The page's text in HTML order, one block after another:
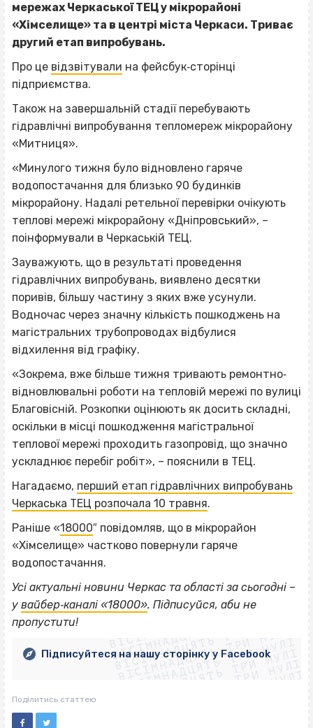
мережах Черкаської ТЕЦ у мікрорайоні
«Хімселище» та в центрі міста Черкаси. Триває
другий етап випробувань.
Про це відзвітували на фейсбук‐сторінці
підприємства.
Також на завершальній стадії перебувають
гідравлічні випробування тепломереж мікрорайону
«Митниця».
«Минулого тижня було відновлено гаряче
водопостачання для близько 90 будинків
мікрорайону. Надалі ретельної перевірки очікують
теплові мережі мікрорайону «Дніпровський», –
поінформували в Черкаській ТЕЦ.
Зауважують, що в результаті проведення
гідравлічних випробувань, виявлено десятки
поривів, більшу частину з яких вже усунули.
Водночас через значну кількість пошкоджень на
магістральних трубопроводах відбулися
відхилення від графіку.
«Зокрема, вже більше тижня тривають ремонтно‐
відновлювальні роботи на тепловій мережі по вулиці
Благовісній. Розкопки оцінюють як досить складні,
оскільки в місці пошкодження магістральної
теплової мережі проходить газопровід, що значно
ускладнює перебіг робіт», – пояснили в ТЕЦ.
Нагадаємо, перший етап гідравлічних випробувань
Черкаська ТЕЦ розпочала 10 травня.
Раніше «18000″ повідомляв, що в мікрорайон
«Хімселище» частково повернули гаряче
водопостачання.
Усі актуальні новини Черкас та області за сьогодні –
у вайбер‐каналі «18000». Підписуйся, аби не
пропустити!
ВІСІМНАДЦЯТЬ ТРИ НУЛІ
ВІСІМНАДЦЯТЬ ТРИ НУЛІ
ВІСІМНАДЦЯТЬ ТРИ НУЛІ
ВІСІМНАДЦЯТЬ ТРИ НУЛІ
ВІСІМНАДЦЯТЬ ТРИ НУЛІ
ВІСІМНАДЦЯТЬ ТРИ НУЛІ
ВІСІМНАДЦЯТЬ ТРИ НУЛІ
ВІСІМНАДЦЯТЬ ТРИ НУЛІ
Підписуйтеся на нашу сторінку у Facebook
Поділитись статтею